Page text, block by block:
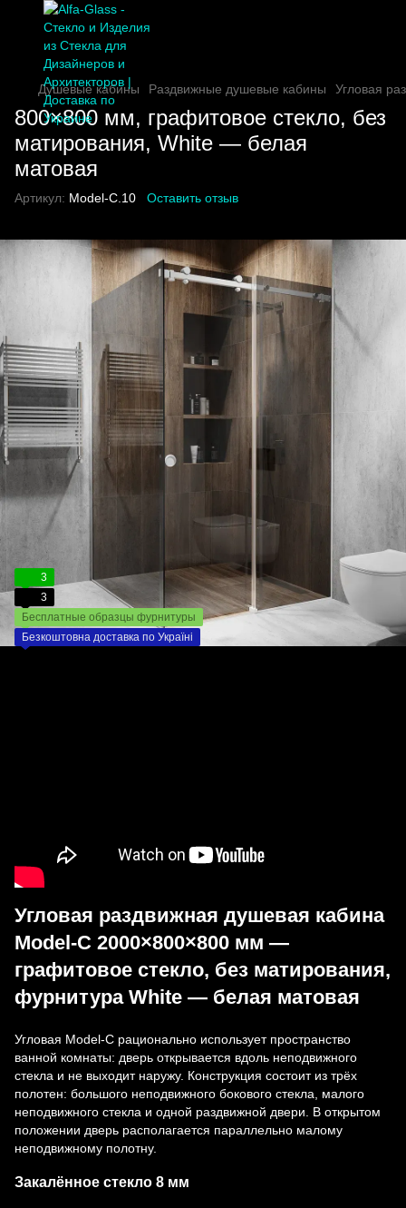
Душевые кабины Раздвижные душевые кабины Угловая
800×800 мм, графитовое стекло, без
матирования, White — белая
матовая
Артикул: Model-C.10 Оставить отзыв
3
3
Бесплатные образцы фурнитуры
Безкоштовна доставка по Україні
Угловая раздвижная душевая кабина
Model-C 2000×800×800 мм —
графитовое стекло, без матирования,
фурнитура White — белая матовая
Угловая Model-C рационально использует пространство
ванной комнаты: дверь открывается вдоль неподвижного
стекла и не выходит наружу. Конструкция состоит из трёх
полотен: большого неподвижного бокового стекла, малого
неподвижного стекла и одной раздвижной двери. В открытом
положении дверь располагается параллельно малому
неподвижному полотну.
Закалённое стекло 8 мм